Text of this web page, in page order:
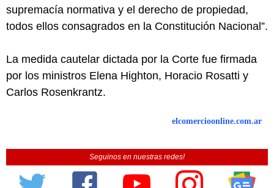
supremacía normativa y el derecho de propiedad,
todos ellos consagrados en la Constitución Nacional”.
La medida cautelar dictada por la Corte fue firmada
por los ministros Elena Highton, Horacio Rosatti y
Carlos Rosenkrantz.
elcomercioonline.com.ar
Seguinos en nuestras redes!